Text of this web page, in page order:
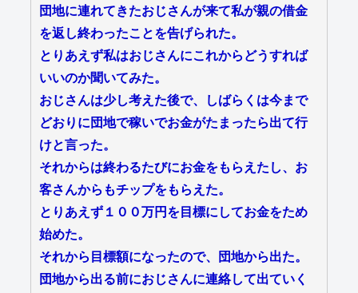
団地に連れてきたおじさんが来て私が親の借金
を返し終わったことを告げられた。
とりあえず私はおじさんにこれからどうすれば
いいのか聞いてみた。
おじさんは少し考えた後で、しばらくは今まで
どおりに団地で稼いでお金がたまったら出て行
けと言った。
それからは終わるたびにお金をもらえたし、お
客さんからもチップをもらえた。
とりあえず１００万円を目標にしてお金をため
始めた。
それから目標額になったので、団地から出た。
団地から出る前におじさんに連絡して出ていく